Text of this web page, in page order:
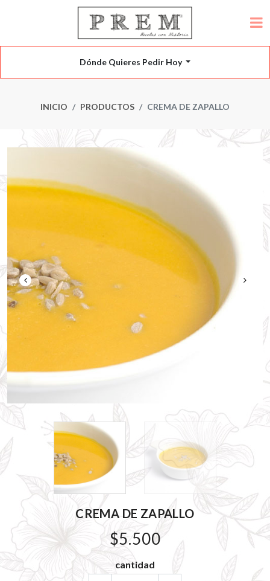
Dónde Quieres Pedir Hoy
INICIO PRODUCTOS CREMA DE ZAPALLO
CREMA DE ZAPALLO
$5.500
cantidad